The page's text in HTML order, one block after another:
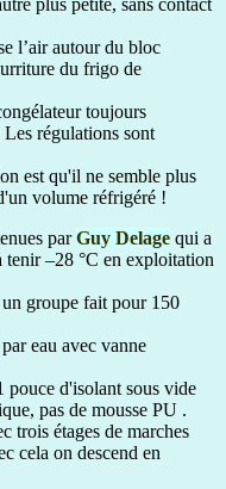
l’air autour du bloc
du frigo de
toujours
régulations sont
est qu'il ne semble plus
volume réfrigéré !
parGuy Delage qui a
–28 °C en exploitation
groupe fait pour 150
eau avec vanne
d'isolant sous vide
pas de mousse PU .
trois étages de marches
cela on descend en